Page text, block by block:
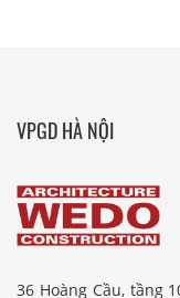
VPGD HÀ NỘI
36 Hoàng Cầu, tầng